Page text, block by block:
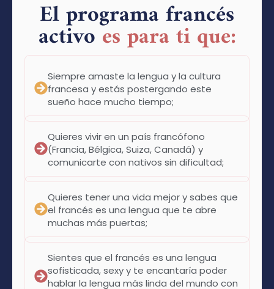
El programa francés
activoes para ti que:
Siempre amaste la lengua y la cultura
francesa y estás postergando este
sueño hace mucho tiempo;
Quieres vivir en un país francófono
(Francia, Bélgica, Suiza, Canadá) y
comunicarte con nativos sin dificultad;
Quieres tener una vida mejor y sabes que
el francés es una lengua que te abre
muchas más puertas;
Sientes que el francés es una lengua
sofisticada, sexy y te encantaría poder
hablar la lengua más linda del mundo con